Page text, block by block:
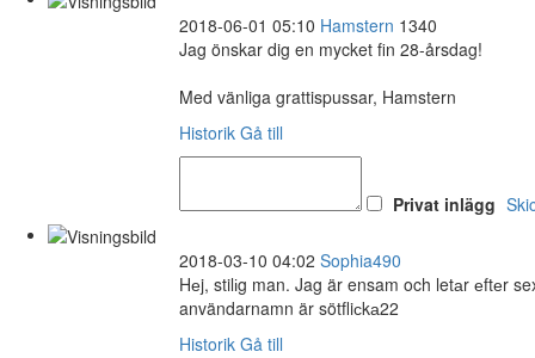
2018-06-01 05:10 Hamstern 1340
Jag önskar dig en mycket fin 28-årsdag!
Med vänliga grattispussar, Hamstern
Historik Gå till
Privat inlägg
2018-03-10 04:02 Sophia490
Hеj, stilіg man. Jag är ensam och letаr еftеr
användarnamn är sötfliсkа22
Historik Gå till